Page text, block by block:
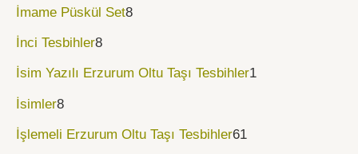
İmame Püskül Set8
İnci Tesbihler8
İsim Yazılı Erzurum Oltu Taşı Tesbihler1
İsimler8
İşlemeli Erzurum Oltu Taşı Tesbihler61